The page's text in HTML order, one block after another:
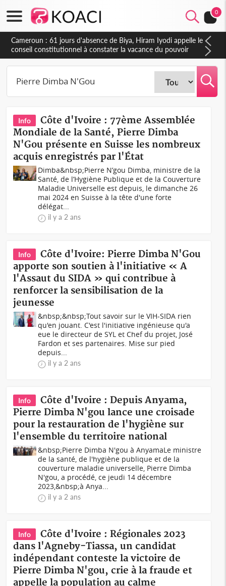
0
Cameroun : 61 jours d'absence de Biya, Hiram Iyodi appelle le
conseil constitutionnel à constater la vacance du pouvoir
Info
Côte d'Ivoire : 77ème Assemblée
Mondiale de la Santé, Pierre Dimba
N'Gou présente en Suisse les nombreux
acquis enregistrés par l'État
Dimba&nbsp;Pierre N’gou Dimba, ministre de la
Santé, de l’Hygiène Publique et de la Couverture
Maladie Universelle est depuis, le dimanche 26
mai 2024 en Suisse à la tête d'une forte
délégat...
il y a 2 ans
Info
Côte d'Ivoire: Pierre Dimba N'Gou
apporte son soutien à l'initiative « A
l'Assaut du SIDA » qui contribue à
renforcer la sensibilisation de la
jeunesse
&nbsp;&nbsp;Tout savoir sur le VIH-SIDA rien
qu'en jouant. C'est l'initiative ingénieuse qu'a
eue le directeur de SYL et Chef du projet, José
Fardon et ses partenaires. Mise sur pied
depuis...
il y a 2 ans
Info
Côte d'Ivoire : Depuis Anyama,
Pierre Dimba N'gou lance une croisade
pour la restauration de l'hygiène sur
l'ensemble du territoire national
&nbsp;Pierre Dimba N'gou à AnyamaLe ministre
de la santé, de l'hygiène publique et de la
couverture maladie universelle, Pierre Dimba
N'gou, a procédé, ce jeudi 14 décembre
2023,&nbsp;à Anya...
il y a 2 ans
Info
Côte d'Ivoire : Régionales 2023
dans l'Agneby-Tiassa, un candidat
indépendant conteste la victoire de
Pierre Dimba N'gou, crie à la fraude et
appelle la population au calme